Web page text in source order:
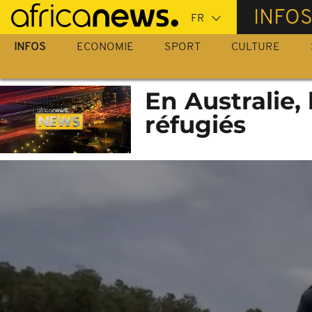
Passer
au
contenu
INFOS
INFOS ECONOMIE SPORT CULTURE
En
réfugiés